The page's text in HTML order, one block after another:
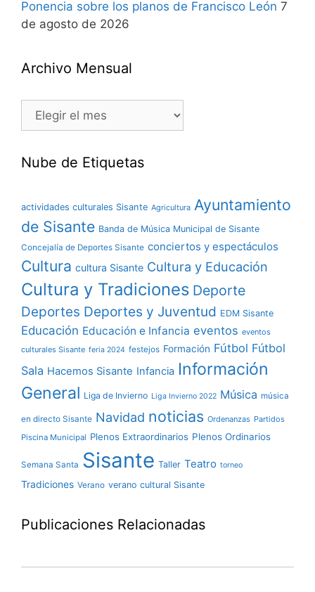
Ponencia sobre los planos de Francisco León 7
de agosto de 2026
Archivo Mensual
Nube de Etiquetas
actividades culturales Sisante Agricultura Ayuntamiento
de Sisante Banda de Música Municipal de Sisante
Concejalía de Deportes Sisante conciertos y espectáculos
Cultura cultura Sisante Cultura y Educación
Cultura y Tradiciones Deporte
Deportes Deportes y Juventud EDM Sisante
Educación Educación e Infancia eventos eventos
culturales Sisante feria 2024 festejos Formación Fútbol Fútbol
Sala Hacemos Sisante Infancia Información
General Liga de Invierno Liga Invierno 2022 Música música
en directo Sisante Navidad noticias Ordenanzas Partidos
Piscina Municipal Plenos Extraordinarios Plenos Ordinarios
Semana Santa Sisante Taller Teatro torneo
Tradiciones Verano verano cultural Sisante
Publicaciones Relacionadas